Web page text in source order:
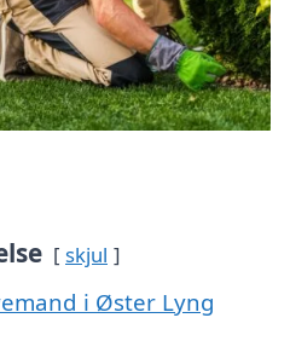
skjul
i Øster Lyng